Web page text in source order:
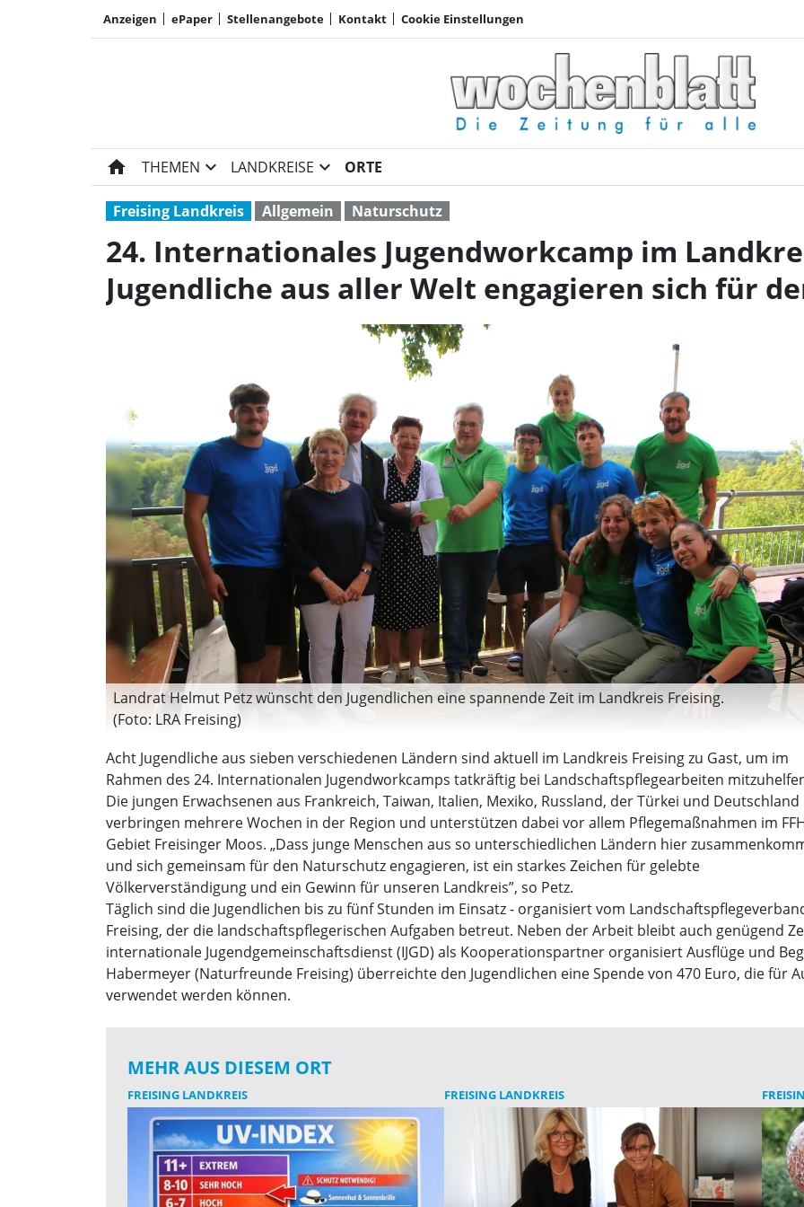
Anzeigen ePaper Stellenangebote Kontakt Cookie Einstellungen
24. Internationales
home THEMEN expand_more LANDKREISE expand_more ORTE
Freising Landkreis Allgemein Naturschutz
24. Internationales Jugendworkcamp im
Jugendliche aus aller Welt engagieren sich für
Landrat Helmut Petz wünscht den Jugendlichen eine spannende Zeit im Landkreis Freising.
(Foto: LRA Freising)
Acht Jugendliche aus sieben verschiedenen Ländern sind aktuell im Landkreis Freising zu Gast, um im
Rahmen des 24. Internationalen Jugendworkcamps tatkräftig bei Landschaftspflegearbeiten
Die jungen Erwachsenen aus Frankreich, Taiwan, Italien, Mexiko, Russland, der Türkei und Deutschland
verbringen mehrere Wochen in der Region und unterstützen dabei vor allem Pflegemaßnahmen im
Gebiet Freisinger Moos. „Dass junge Menschen aus so unterschiedlichen Ländern hier
und sich gemeinsam für den Naturschutz engagieren, ist ein starkes Zeichen für gelebte
Völkerverständigung und ein Gewinn für unseren Landkreis”, so Petz.
Täglich sind die Jugendlichen bis zu fünf Stunden im Einsatz - organisiert vom
Freising, der die landschaftspflegerischen Aufgaben betreut. Neben der Arbeit bleibt auch genügend
internationale Jugendgemeinschaftsdienst (IJGD) als Kooperationspartner organisiert Ausflüge und
Habermeyer (Naturfreunde Freising) überreichte den Jugendlichen eine Spende von 470 Euro, die für
verwendet werden können.
MEHR AUS DIESEM ORT
FREISING LANDKREIS FREISING LANDKREIS